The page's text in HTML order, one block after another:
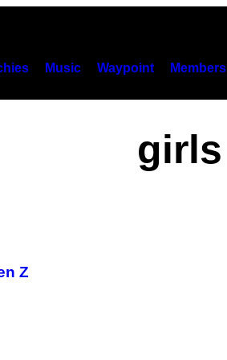
Music Waypoint Members
girls
Z